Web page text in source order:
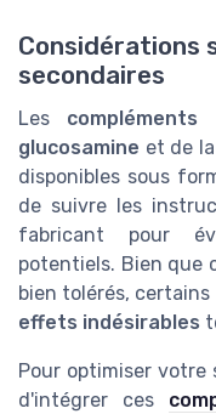
Considérations
secondaires
Les compléments
glucosamine et de la
disponibles sous
de suivre les
fabricant pour
potentiels. Bien que
bien tolérés,
effets indésirables
Pour optimiser
d'intégrer ces